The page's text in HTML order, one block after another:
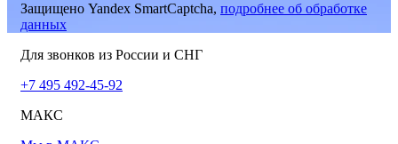
Защищено Yandex SmartCaptcha, подробнее об обработке
данных
Для звонков из России и СНГ
+7 495 492-45-92
МАКС